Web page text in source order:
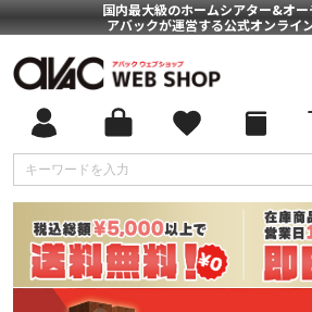
国内最大級のホームシアター&オー
アバックが運営する公式オンライ